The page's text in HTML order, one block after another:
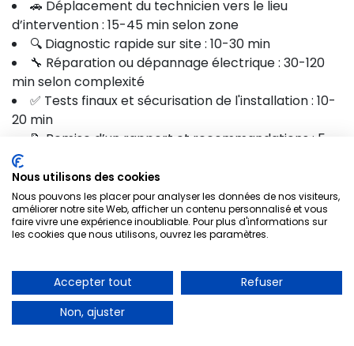
🚗 Déplacement du technicien vers le lieu
d’intervention : 15-45 min selon zone
🔍 Diagnostic rapide sur site : 10-30 min
🔧 Réparation ou dépannage électrique : 30-120
min selon complexité
✅ Tests finaux et sécurisation de l'installation : 10-
20 min
📝 Remise d’un rapport et recommandations : 5-
10 min
Mentions légales
Le Roi (94290). . Certification RGE et garantie
décennale sur toutes nos prestations. Numéro
d’urgence 24h/24 :
Electricien Villeneuve Le Roi 94290
A PARTIR DE 30€
Dépannage d’urgence
Nous utilisons des cookies
Nous pouvons les placer pour analyser les données de nos visiteurs,
améliorer notre site Web, afficher un contenu personnalisé et vous
faire vivre une expérience inoubliable. Pour plus d'informations sur
les cookies que nous utilisons, ouvrez les paramètres.
Accepter tout
Refuser
Non, ajuster